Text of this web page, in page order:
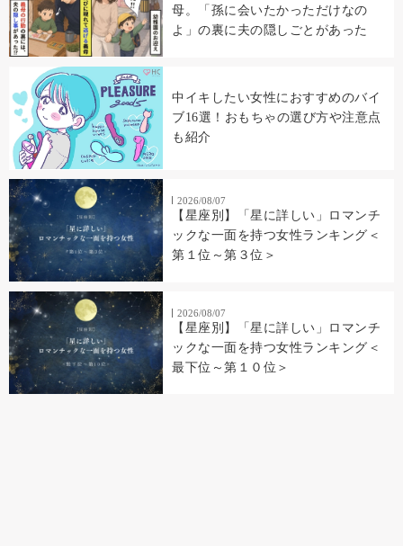
母。「孫に会いたかっただけなの
よ」の裏に夫の隠しごとがあった
中イキしたい女性におすすめのバイ
ブ16選！おもちゃの選び方や注意点
も紹介
2026/08/07
【星座別】「星に詳しい」ロマンチ
ックな一面を持つ女性ランキング＜
第１位～第３位＞
2026/08/07
【星座別】「星に詳しい」ロマンチ
ックな一面を持つ女性ランキング＜
最下位～第１０位＞